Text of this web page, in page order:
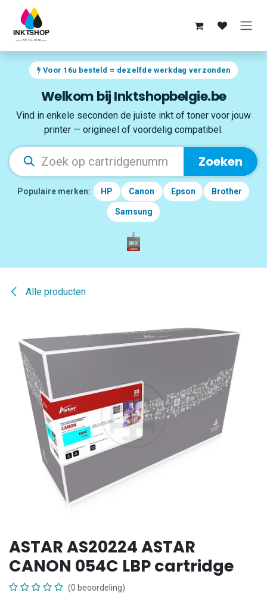
Overslaan naar inhoud
Voor 16u besteld = dezelfde werkdag verzonden
Welkom bij Inktshopbelgie.be
Vind in enkele seconden de juiste inkt of toner voor jouw
printer — origineel of voordelig compatibel.
Zoeken
Populaire merken: HP Canon Epson Brother
Samsung
Alle producten
ASTAR AS20224 ASTAR
CANON 054C LBP cartridge
(0 beoordeling)